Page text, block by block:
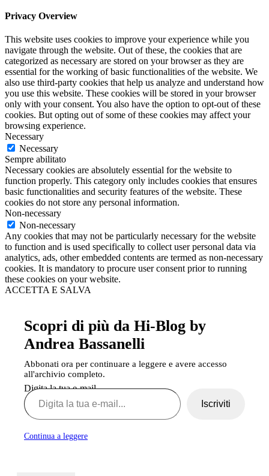
Privacy Overview
This website uses cookies to improve your experience while you
navigate through the website. Out of these, the cookies that are
categorized as necessary are stored on your browser as they are
essential for the working of basic functionalities of the website. We
also use third-party cookies that help us analyze and understand how
you use this website. These cookies will be stored in your browser
only with your consent. You also have the option to opt-out of these
cookies. But opting out of some of these cookies may affect your
browsing experience.
Necessary
Necessary
Sempre abilitato
Necessary cookies are absolutely essential for the website to
function properly. This category only includes cookies that ensures
basic functionalities and security features of the website. These
cookies do not store any personal information.
Non-necessary
Non-necessary
Any cookies that may not be particularly necessary for the website
to function and is used specifically to collect user personal data via
analytics, ads, other embedded contents are termed as non-necessary
cookies. It is mandatory to procure user consent prior to running
these cookies on your website.
ACCETTA E SALVA
Scopri di più da Hi-Blog by
Andrea Bassanelli
Abbonati ora per continuare a leggere e avere accesso
all'archivio completo.
Digita la tua e-mail...
Iscriviti
Continua a leggere